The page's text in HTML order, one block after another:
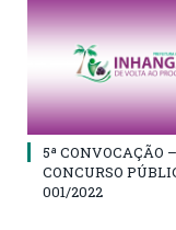
5ª CONVOCAÇÃO –
CONCURSO
001/2022